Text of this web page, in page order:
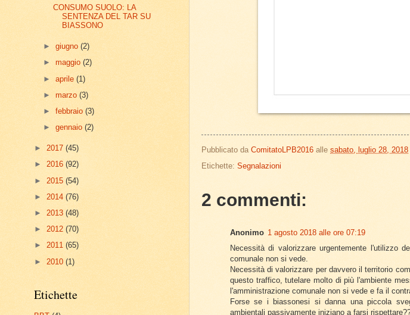
Pubblicato da ComitatoLPB2016 alle sabato, luglio 28, 2018
Etichette: Segnalazioni
2 commenti:
Anonimo 1 agosto 2018 alle ore 07:19
Necessità di valorizzare urgentemente l'utilizzo
comunale non si vede.
Necessità di valorizzare per davvero il territorio
questo traffico, tutelare molto di più l'ambiente
l'amministrazione comunale non si vede e fa il
Forse se i biassonesi si danna una piccola
ambientali passivamente iniziano a farsi
CONSUMO SUOLO: LA
SENTENZA DEL TAR SU
BIASSONO
►giugno(2)
►maggio(2)
►aprile(1)
►marzo(3)
►febbraio(3)
►gennaio(2)
► 2017 (45)
► 2016 (92)
► 2015 (54)
► 2014 (76)
► 2013 (48)
► 2012 (70)
► 2011 (65)
► 2010 (1)
Etichette